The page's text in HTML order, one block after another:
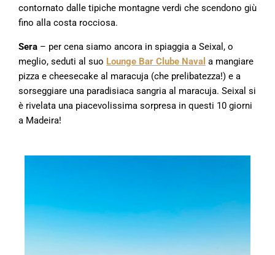
contornato dalle tipiche montagne verdi che scendono giù
fino alla costa rocciosa.
Sera – per cena siamo ancora in spiaggia a Seixal, o
meglio, seduti al suo Lounge Bar Clube Naval a mangiare
pizza e cheesecake al maracuja (che prelibatezza!) e a
sorseggiare una paradisiaca sangria al maracuja. Seixal si
è rivelata una piacevolissima sorpresa in questi 10 giorni
a Madeira!